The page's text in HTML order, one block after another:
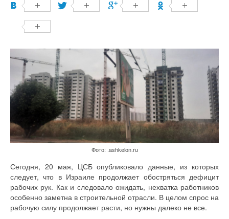
Фото: .ashkelon.ru
Сегодня, 20 мая, ЦСБ опубликовало данные, из которых
следует, что в Израиле продолжает обостряться дефицит
рабочих рук. Как и следовало ожидать, нехватка работников
особенно заметна в строительной отрасли. В целом спрос на
рабочую силу продолжает расти, но нужны далеко не все.